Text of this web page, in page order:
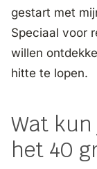
gestart met
Speciaal voor
willen
hitte te lopen.
Wat
het 40